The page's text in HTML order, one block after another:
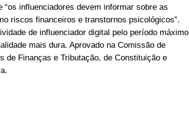
influenciadores devem informar sobre as
riscos financeiros e transtornos psicológicos”.
de influenciador digital pelo período máximo
mais dura. Aprovado na Comissão de
de Finanças e Tributação, de Constituição e